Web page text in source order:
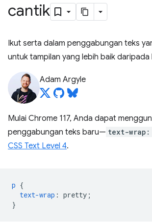
cantik
Ikut serta dalam penggabungan teks
untuk tampilan yang lebih baik
Adam Argyle
Mulai Chrome 117, Anda dapat
penggabungan teks baru— text-
CSS Text Level 4.
p {
text-wrap : pretty ;
}